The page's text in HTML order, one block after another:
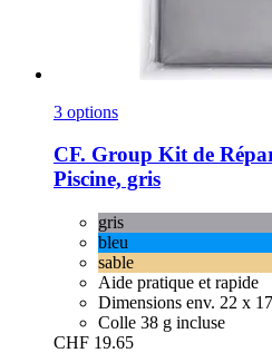
3 options
CF. Group Kit de
Piscine, gris
gris
bleu
sable
Aide pratique et rapide
Dimensions env. 22 x
Colle 38 g incluse
CHF 19.65